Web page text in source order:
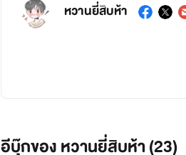
หวานยี่สิบห้า
อีบุ๊กของ หวานยี่สิบห้า (23)